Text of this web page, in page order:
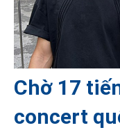
Chờ 17
concert